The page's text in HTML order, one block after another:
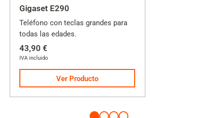
Gigaset E290
Teléfono con teclas grandes para
todas las edades.
43,90 €
IVA incluido
Ver Producto